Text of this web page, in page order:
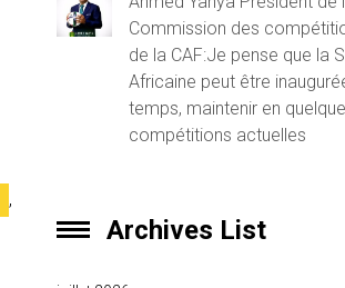
,
Commission des
de la CAF:Je pense que la
Africaine peut être
temps, maintenir en
compétitions actuelles
Archives List